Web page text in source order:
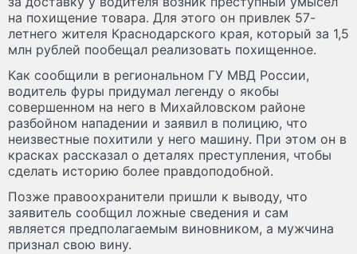
на похищение товара. Для этого он привлек 57-
летнего жителя Краснодарского края, который за 1,5
млн рублей пообещал реализовать похищенное.
Как сообщили в региональном ГУ МВД России,
водитель фуры придумал легенду о якобы
совершенном на него в Михайловском районе
разбойном нападении и заявил в полицию, что
неизвестные похитили у него машину. При этом он в
красках рассказал о деталях преступления, чтобы
сделать историю более правдоподобной.
Позже правоохранители пришли к выводу, что
заявитель сообщил ложные сведения и сам
является предполагаемым виновником, а мужчина
признал свою вину.